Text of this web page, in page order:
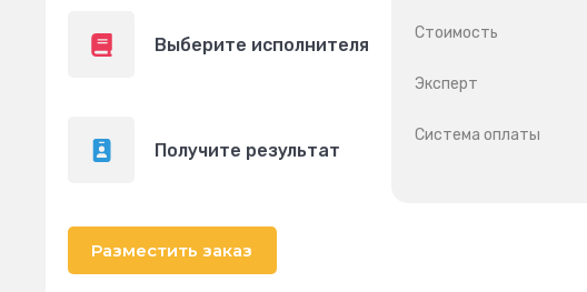
Выберите исполнителя
Получите результат
Стоимость
Эксперт
Система оплаты
Разместить заказ